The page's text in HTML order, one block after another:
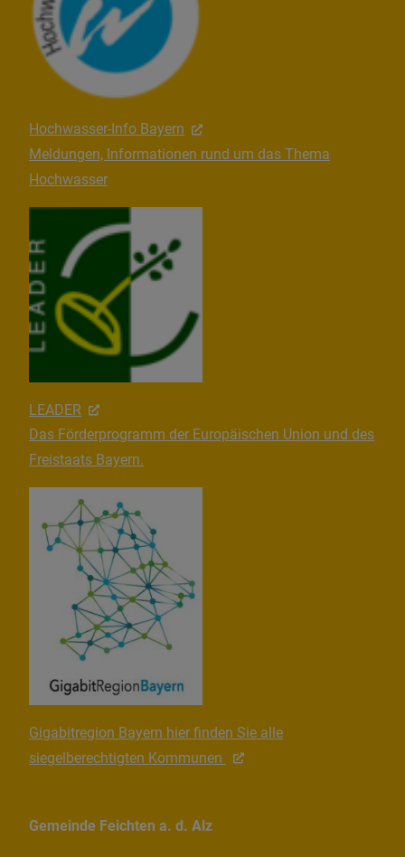
Hochwasser-Info Bayern
Meldungen, Informationen rund um das Thema
Hochwasser
LEADER
Das Förderprogramm der Europäischen Union und des
Freistaats Bayern.
Gigabitregion Bayern hier finden Sie alle
siegelberechtigten Kommunen
Gemeinde Feichten a. d. Alz